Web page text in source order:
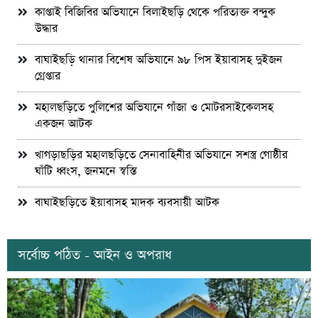
কাপ্তাই বিজিবির অভিযানে বিলাইছড়ি থেকে পরিত্যক্ত বন্দুক
উদ্ধার
বাঘাইছড়ি থানার বিশেষ অভিযানে ৯৮ পিস ইয়াবাসহ দুইজন
গ্রেপ্তার
মহালছড়িতে পুলিশের অভিযানে গাঁজা ও মোটরসাইকেলসহ
একজন আটক
খাগড়াছড়ির মহালছড়িতে সেনাবাহিনীর অভিযানে সশস্ত্র গোষ্ঠীর
ঘাঁটি ধ্বংস, জনমনে স্বস্তি
বাঘাইছড়িতে ইয়াবাসহ মাদক ব্যবসায়ী আটক
সর্বোচ্চ পঠিত - আইন ও অপরাধ